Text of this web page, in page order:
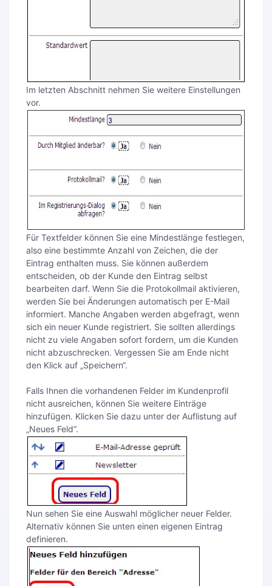
Im letzten Abschnitt nehmen Sie weitere Einstellungen
vor.
Für Textfelder können Sie eine Mindestlänge festlegen,
also eine bestimmte Anzahl von Zeichen, die der
Eintrag enthalten muss. Sie können außerdem
entscheiden, ob der Kunde den Eintrag selbst
bearbeiten darf. Wenn Sie die Protokollmail aktivieren,
werden Sie bei Änderungen automatisch per E-Mail
informiert. Manche Angaben werden abgefragt, wenn
sich ein neuer Kunde registriert. Sie sollten allerdings
nicht zu viele Angaben sofort fordern, um die Kunden
nicht abzuschrecken. Vergessen Sie am Ende nicht
den Klick auf „Speichern“.
Falls Ihnen die vorhandenen Felder im Kundenprofil
nicht ausreichen, können Sie weitere Einträge
hinzufügen. Klicken Sie dazu unter der Auflistung auf
„Neues Feld“.
Nun sehen Sie eine Auswahl möglicher neuer Felder.
Alternativ können Sie unten einen eigenen Eintrag
definieren.